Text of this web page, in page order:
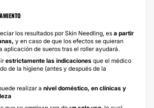
los resultados por Skin Needling, es a partir
y en caso de que los efectos se quieran
aplicación de sueros tras el roller ayudará.
estrictamente las indicaciones que el médico
de la higiene (antes y después de la
realizar a nivel doméstico, en clínicas y